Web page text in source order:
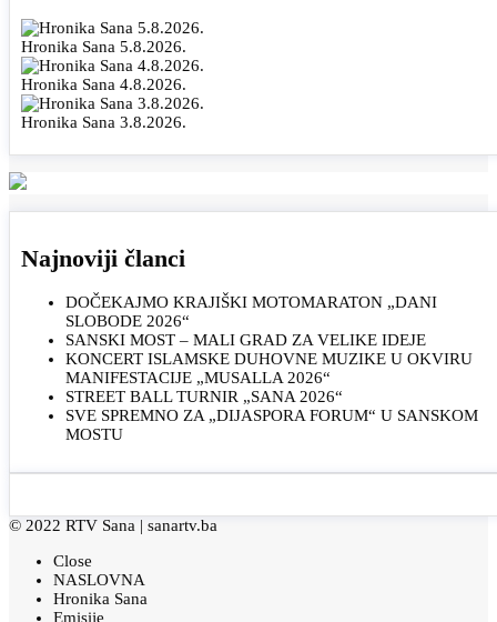
Hronika Sana 5.8.2026.
Hronika Sana 4.8.2026.
Hronika Sana 3.8.2026.
Najnoviji članci
DOČEKAJMO KRAJIŠKI MOTOMARATON „DANI
SLOBODE 2026“
SANSKI MOST – MALI GRAD ZA VELIKE IDEJE
KONCERT ISLAMSKE DUHOVNE MUZIKE U OKVIRU
MANIFESTACIJE „MUSALLA 2026“
STREET BALL TURNIR „SANA 2026“
SVE SPREMNO ZA „DIJASPORA FORUM“ U SANSKOM
MOSTU
© 2022 RTV Sana | sanartv.ba
Close
NASLOVNA
Hronika Sana
Emisije